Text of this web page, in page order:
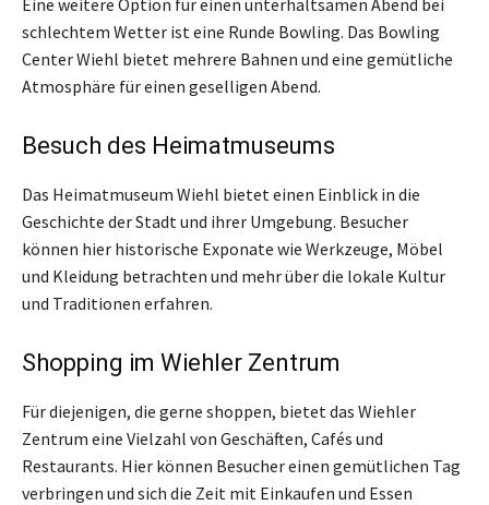
schlechtem Wetter ist eine Runde Bowling. Das Bowling
Center Wiehl bietet mehrere Bahnen und eine gemütliche
Atmosphäre für einen geselligen Abend.
Besuch des Heimatmuseums
Das Heimatmuseum Wiehl bietet einen Einblick in die
Geschichte der Stadt und ihrer Umgebung. Besucher
können hier historische Exponate wie Werkzeuge, Möbel
und Kleidung betrachten und mehr über die lokale Kultur
und Traditionen erfahren.
Shopping im Wiehler Zentrum
Für diejenigen, die gerne shoppen, bietet das Wiehler
Zentrum eine Vielzahl von Geschäften, Cafés und
Restaurants. Hier können Besucher einen gemütlichen Tag
verbringen und sich die Zeit mit Einkaufen und Essen